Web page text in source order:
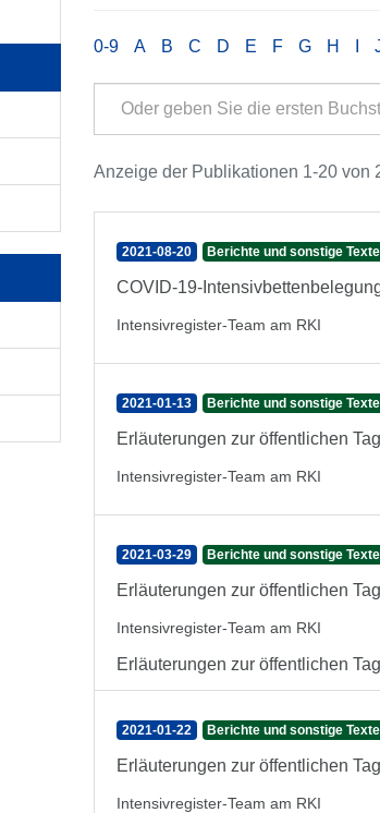
0-9 A B C D E F G H
Anzeige der Publikationen 1-20 von
2021-08-20 Berichte und sonstige Texte
COVID-19-
Intensivregister-Team am RKI
2021-01-13 Berichte und sonstige Texte
Erläuterungen zur öffentlichen
Intensivregister-Team am RKI
2021-03-29 Berichte und sonstige Texte
Erläuterungen zur öffentlichen
Intensivregister-Team am RKI
Erläuterungen zur öffentlichen
2021-01-22 Berichte und sonstige Texte
Erläuterungen zur öffentlichen
Intensivregister-Team am RKI